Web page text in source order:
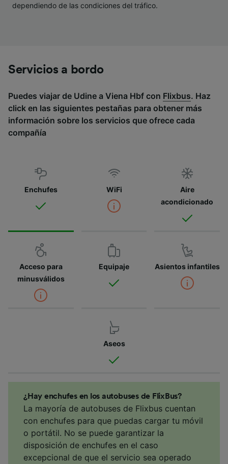
dependiendo de las condiciones del tráfico.
Servicios a bordo
Puedes viajar de Udine a Viena Hbf con Flixbus. Haz
click en las siguientes pestañas para obtener más
información sobre los servicios que ofrece cada
compañía
Enchufes WiFi
Aire
acondicionado
Acceso para
minusválidos
Equipaje Asientos infantiles
Aseos
¿Hay enchufes en los autobuses de FlixBus?
La mayoría de autobuses de Flixbus cuentan
con enchufes para que puedas cargar tu móvil
o portátil. No se puede garantizar la
disposición de enchufes en el caso
excepcional de que el servicio sea operado